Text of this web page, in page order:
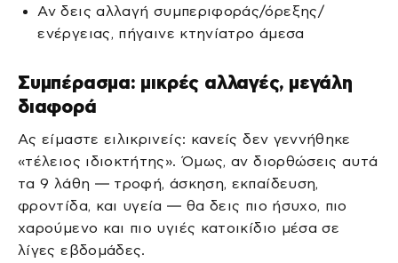
Αν δεις αλλαγή συμπεριφοράς/όρεξης/
ενέργειας, πήγαινε κτηνίατρο άμεσα
Συμπέρασμα: μικρές αλλαγές, μεγάλη
διαφορά
Ας είμαστε ειλικρινείς: κανείς δεν γεννήθηκε
«τέλειος ιδιοκτήτης». Όμως, αν διορθώσεις αυτά
τα 9 λάθη — τροφή, άσκηση, εκπαίδευση,
φροντίδα, και υγεία — θα δεις πιο ήσυχο, πιο
χαρούμενο και πιο υγιές κατοικίδιο μέσα σε
λίγες εβδομάδες.